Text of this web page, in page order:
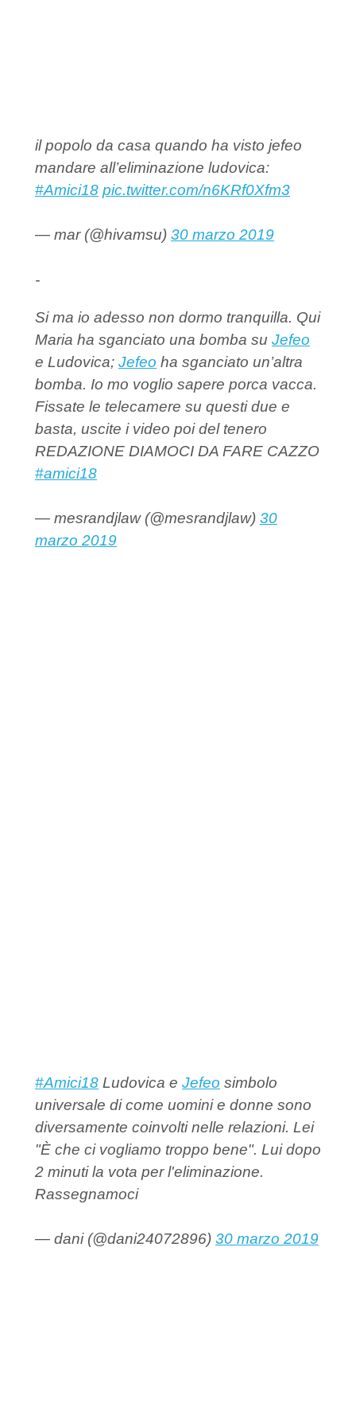
il popolo da casa quando ha visto jefeo
mandare all’eliminazione ludovica:
#Amici18 pic.twitter.com/n6KRf0Xfm3
— mar (@hivamsu) 30 marzo 2019
-
Si ma io adesso non dormo tranquilla. Qui
Maria ha sganciato una bomba su Jefeo
e Ludovica; Jefeo ha sganciato un’altra
bomba. Io mo voglio sapere porca vacca.
Fissate le telecamere su questi due e
basta, uscite i video poi del tenero
REDAZIONE DIAMOCI DA FARE CAZZO
#amici18
— mesrandjlaw (@mesrandjlaw) 30
marzo 2019
#Amici18 Ludovica e Jefeo simbolo
universale di come uomini e donne sono
diversamente coinvolti nelle relazioni. Lei
"È che ci vogliamo troppo bene". Lui dopo
2 minuti la vota per l'eliminazione.
Rassegnamoci
— dani (@dani24072896) 30 marzo 2019